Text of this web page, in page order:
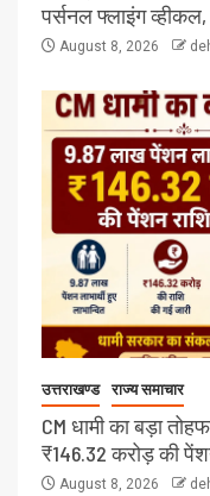
पर्सनल फ्लाइंग
August 8, 2026
उत्तराखण्ड राज्य समाचार
CM धामी का बड़ा
₹146.32 करोड़ की
August 8, 2026